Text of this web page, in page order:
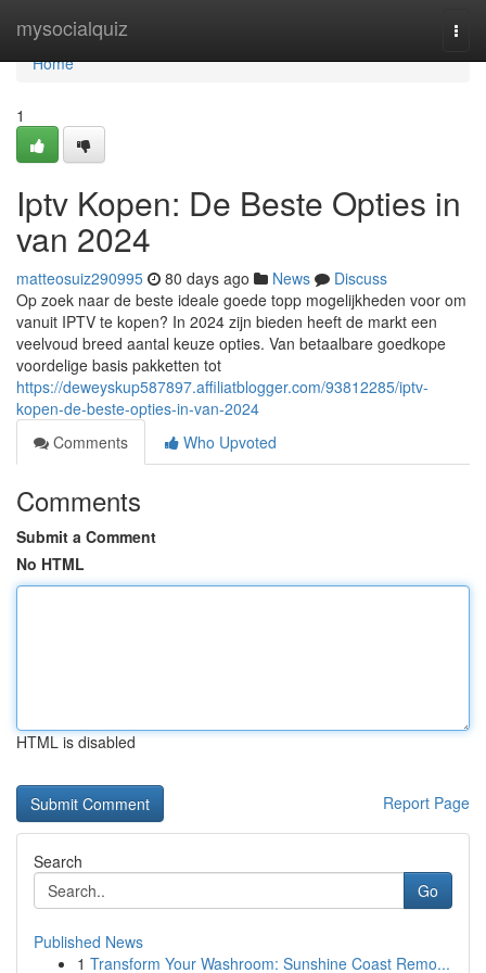
mysocialquiz
Home
Home
1
Iptv Kopen: De Beste Opties in
van 2024
matteosuiz290995 80 days ago News
Discuss
Op zoek naar de beste ideale goede topp mogelijkheden voor om
vanuit IPTV te kopen? In 2024 zijn bieden heeft de markt een
veelvoud breed aantal keuze opties. Van betaalbare goedkope
voordelige basis pakketten tot
https://deweyskup587897.affiliatblogger.com/93812285/iptv-
kopen-de-beste-opties-in-van-2024
Comments
Who Upvoted
Comments
Submit a Comment
No HTML
HTML is disabled
Report Page
Search
Go
Published News
1 Transform Your Washroom: Sunshine Coast Remo...